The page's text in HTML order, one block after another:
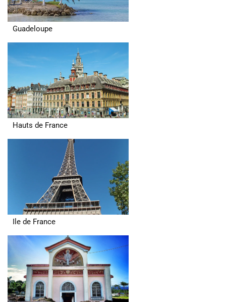
Guadeloupe
Hauts de France
Ile de France